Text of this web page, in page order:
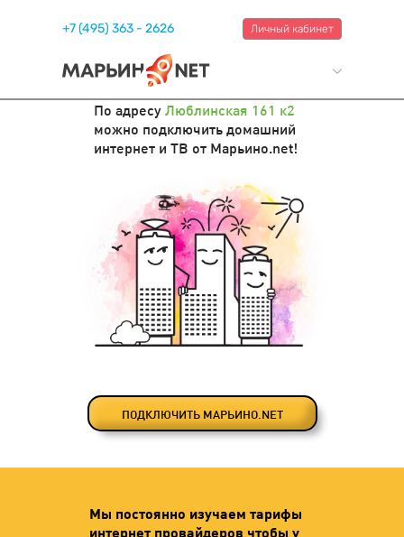
+7 (495) 363 - 2626 Личный кабинет
По адресуЛюблинская 161 к2
можно подключить домашний
интернет и ТВ от Марьино.net!
ПОДКЛЮЧИТЬ МАРЬИНО.NET
Мы постоянно изучаем тарифы
интернет провайдеров чтобы у